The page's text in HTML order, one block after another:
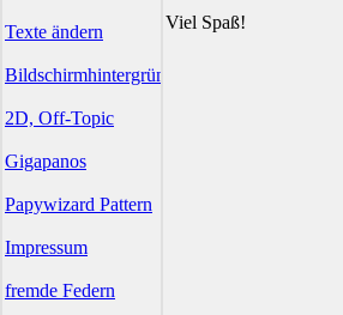
Texte ändern
Bildschirmhintergründe
2D, Off-Topic
Gigapanos
Papywizard Pattern
Impressum
fremde Federn
Viel Spaß!